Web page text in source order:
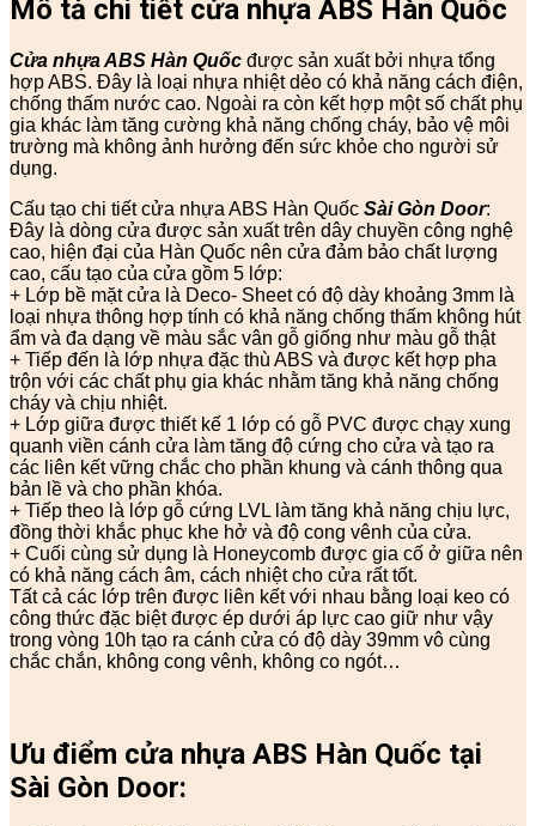
Mô tả chi tiết cửa nhựa ABS Hàn Quốc
Cửa nhựa ABS Hàn Quốc được sản xuất bởi nhựa tổng
hợp ABS. Đây là loại nhựa nhiệt dẻo có khả năng cách điện,
chống thấm nước cao. Ngoài ra còn kết hợp một số chất phụ
gia khác làm tăng cường khả năng chống cháy, bảo vệ môi
trường mà không ảnh hưởng đến sức khỏe cho người sử
dụng.
Cấu tạo chi tiết cửa nhựa ABS Hàn Quốc Sài Gòn Door:
Đây là dòng cửa được sản xuất trên dây chuyền công nghệ
cao, hiện đại của Hàn Quốc nên cửa đảm bảo chất lượng
cao, cấu tạo của cửa gồm 5 lớp:
+ Lớp bề mặt cửa là Deco- Sheet có độ dày khoảng 3mm là
loại nhựa thông hợp tính có khả năng chống thấm không hút
ẩm và đa dạng về màu sắc vân gỗ giống như màu gỗ thật
+ Tiếp đến là lớp nhựa đặc thù ABS và được kết hợp pha
trộn với các chất phụ gia khác nhằm tăng khả năng chống
cháy và chịu nhiệt.
+ Lớp giữa được thiết kế 1 lớp có gỗ PVC được chạy xung
quanh viền cánh cửa làm tăng độ cứng cho cửa và tạo ra
các liên kết vững chắc cho phần khung và cánh thông qua
bản lề và cho phần khóa.
+ Tiếp theo là lớp gỗ cứng LVL làm tăng khả năng chịu lực,
đồng thời khắc phục khe hở và độ cong vênh của cửa.
+ Cuối cùng sử dụng là Honeycomb được gia cố ở giữa nên
có khả năng cách âm, cách nhiệt cho cửa rất tốt.
Tất cả các lớp trên được liên kết với nhau bằng loại keo có
công thức đặc biệt được ép dưới áp lực cao giữ như vậy
trong vòng 10h tạo ra cánh cửa có độ dày 39mm vô cùng
chắc chắn, không cong vênh, không co ngót…
Ưu điểm cửa nhựa ABS Hàn Quốc tại
Sài Gòn Door: